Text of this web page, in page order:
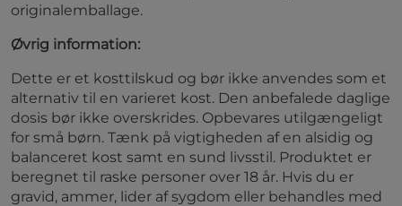
originalemballage.
Øvrig information:
Dette er et kosttilskud og bør ikke anvendes som et
alternativ til en varieret kost. Den anbefalede daglige
dosis bør ikke overskrides. Opbevares utilgængeligt
for små børn. Tænk på vigtigheden af en alsidig og
balanceret kost samt en sund livsstil. Produktet er
beregnet til raske personer over 18 år. Hvis du er
gravid, ammer, lider af sygdom eller behandles med